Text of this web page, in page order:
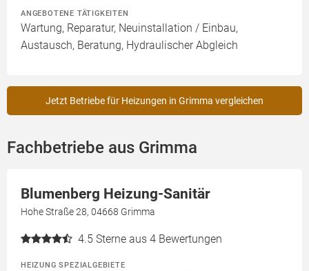
ANGEBOTENE TÄTIGKEITEN
Wartung, Reparatur, Neuinstallation / Einbau,
Austausch, Beratung, Hydraulischer Abgleich
Jetzt Betriebe für Heizungen in Grimma vergleichen
Fachbetriebe aus Grimma
Blumenberg Heizung-Sanitär
Hohe Straße 28, 04668 Grimma
4.5 Sterne aus 4 Bewertungen
HEIZUNG SPEZIALGEBIETE